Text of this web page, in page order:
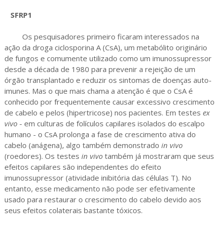
SFRP1
Os pesquisadores primeiro ficaram interessados na
ação da droga ciclosporina A (CsA), um metabólito originário
de fungos e comumente utilizado como um imunossupressor
desde a década de 1980 para prevenir a rejeição de um
órgão transplantado e reduzir os sintomas de doenças auto-
imunes. Mas o que mais chama a atenção é que o CsA é
conhecido por frequentemente causar excessivo crescimento
de cabelo e pelos (hipertricose) nos pacientes. Em testes ex
vivo- em culturas de folículos capilares isolados do escalpo
humano - o CsA prolonga a fase de crescimento ativa do
cabelo (anágena), algo também demonstrado in vivo
(roedores). Os testes in vivotambém já mostraram que seus
efeitos capilares são independentes do efeito
imunossupressor (atividade inibitória das células T). No
entanto, esse medicamento não pode ser efetivamente
usado para restaurar o crescimento do cabelo devido aos
seus efeitos colaterais bastante tóxicos.